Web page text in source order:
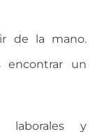
de la mano.
encontrar un
laborales y